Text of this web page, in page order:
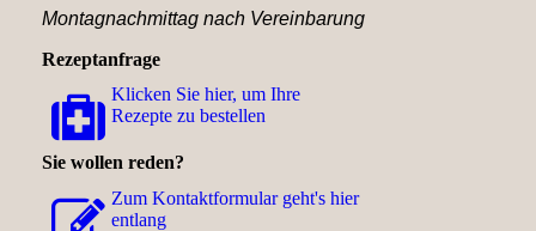
Montagnachmittag nach Vereinbarung
Rezeptanfrage
Klicken Sie hier, um Ihre
Rezepte zu bestellen
Sie wollen reden?
Zum Kon­takt­for­mu­lar geht's hier
entlang